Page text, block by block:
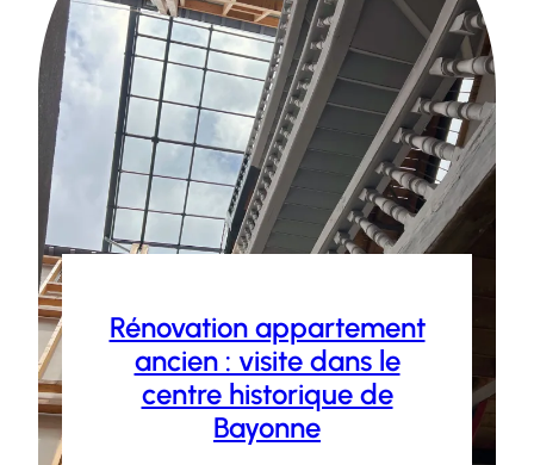
Rénovation appartement
ancien : visite dans le
centre historique de
Bayonne